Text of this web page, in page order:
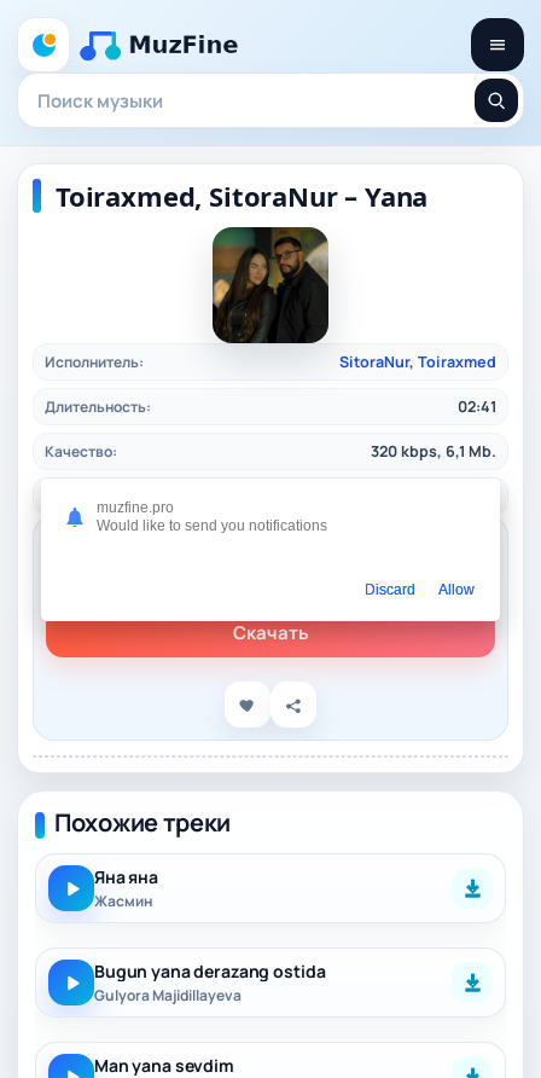
Toiraxmed, SitoraNur – Yana
Исполнитель: SitoraNur, Toiraxmed
Длительность: 02:41
Качество: 320 kbps, 6,1 Mb.
Скачать
Похожие треки
Яна яна
Жасмин
Bugun yana derazang ostida
Gulyora Majidillayeva
Man yana sevdim
muzfine.pro
Would like to send you notifications
Discard Allow